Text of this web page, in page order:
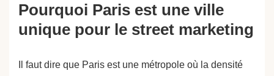
Pourquoi Paris est une ville
unique pour le street marketing
Il faut dire que Paris est une métropole où la densité